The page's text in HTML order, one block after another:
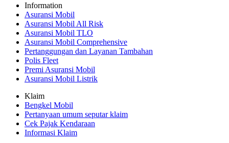
Information
Asuransi Mobil
Asuransi Mobil All Risk
Asuransi Mobil TLO
Asuransi Mobil Comprehensive
Pertanggungan dan Layanan Tambahan
Polis Fleet
Premi Asuransi Mobil
Asuransi Mobil Listrik
Klaim
Bengkel Mobil
Pertanyaan umum seputar klaim
Cek Pajak Kendaraan
Informasi Klaim